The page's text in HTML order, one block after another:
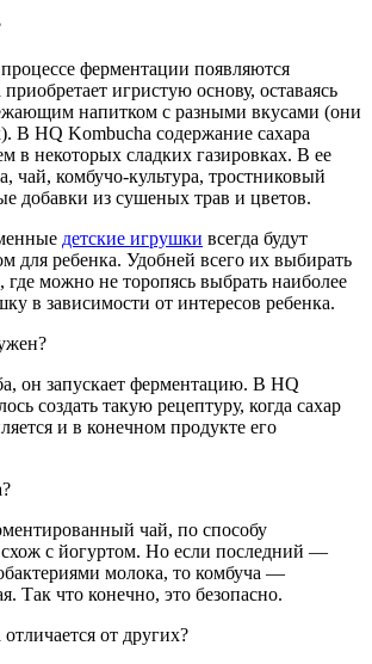
ферментации появляют­ся
игристую основу, оставаясь
напитком с разными вкусами (они
В HQ Kombucha содержание сахара
в некоторых сладких газировках. В ее
чай, комбучо-культура, тростниковый
добавки из сушеных трав и цветов.
детские игрушки всегда будут
для ребенка. Удобней всего их выбирать
где можно не торопясь выбрать наиболее
в зависимости от интересов ребенка.
он запускает фермента­цию. В HQ
создать такую рецептуру, когда сахар
и в конечном продукте его
чай, по способу
с йогуртом. Но если последний —
молока, то комбуча —
Так что конечно, это безопасно.
от других?